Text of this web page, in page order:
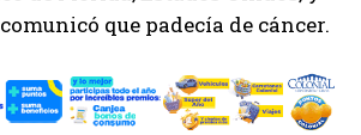
que padecía de cáncer.